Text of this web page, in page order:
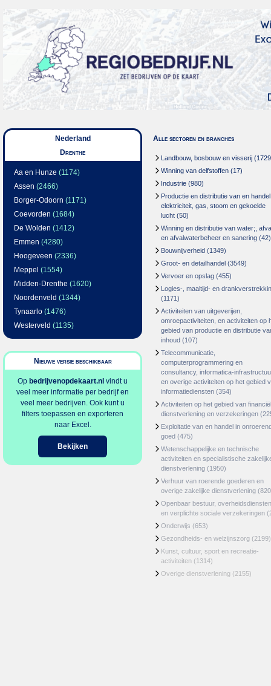
Nederland
Drenthe
Aa en Hunze (1174)
Assen (2466)
Borger-Odoorn (1171)
Coevorden (1684)
De Wolden (1412)
Emmen (4280)
Hoogeveen (2336)
Meppel (1554)
Midden-Drenthe (1620)
Noordenveld (1344)
Tynaarlo (1476)
Westerveld (1135)
Nieuwe versie beschikbaar
Op bedrijvenopdekaart.nl vindt u
veel meer informatie per bedrijf en
veel meer bedrijven. Ook kunt u
filters toepassen en exporteren
naar Excel.
Bekijken
Alle sectoren en branches
Landbouw, bosbouw en visserij
Winning van delfstoffen (17)
Industrie (980)
Productie en distributie van en
elektriciteit, gas, stoom en gekoelde
lucht (50)
Winning en distributie van water;,
en afvalwaterbeheer en sanering (42)
Bouwnijverheid (1349)
Groot- en detailhandel (3549)
Vervoer en opslag (455)
Logies-, maaltijd- en
(1171)
Activiteiten van uitgeverijen,
omroepactiviteiten, en activiteiten op
gebied van productie en distributie
inhoud (107)
Telecommunicatie,
computerprogrammering en
consultancy, informatica-
en overige activiteiten op het gebied
informatiediensten (354)
Activiteiten op het gebied van
dienstverlening en verzekeringen
Exploitatie van en handel in
goed (475)
Wetenschappelijke en technische
activiteiten en specialistische
dienstverlening (1950)
Verhuur van roerende goederen en
overige zakelijke dienstverlening
Openbaar bestuur, overheidsdiensten
en verplichte sociale verzekeringen
Onderwijs (653)
Gezondheids- en welzijnszorg (2199)
Kunst, cultuur, sport en recreatie-
activiteiten (1314)
Overige dienstverlening (2155)